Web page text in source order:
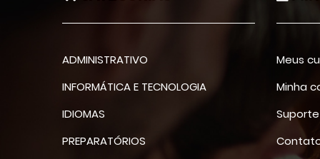
ADMINISTRATIVO
INFORMÁTICA E TECNOLOGIA
IDIOMAS
PREPARATÓRIOS
Meus
Minha
Suporte